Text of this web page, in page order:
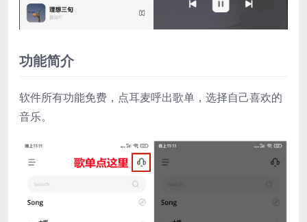
功能简介
软件所有功能免费，点耳麦呼出歌单，选择自己喜欢的
音乐。